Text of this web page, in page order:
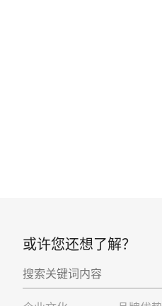
或许您还想了解？